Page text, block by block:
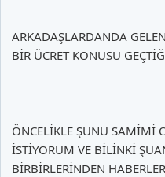
ARKADAŞLARDANDA
BİR ÜCRET KONUSU
ÖNCELİKLE ŞUNU SAMİMİ
İSTİYORUM VE BİLİNKİ
BİRBİRLERİNDEN